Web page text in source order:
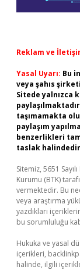
Reklam ve
Yasal Uyarı: Bu
veya şahıs
Sitede yalnızca
taşımamakta
paylaşım
benzerlikleri
taslak
Sitemiz, 5651
Kurumu (BTK)
vermektedir. Bu
veya araştırma
yazdıkları
bu sorumluluğu
Hukuka ve yasal
içerikleri,
halinde, ilgili